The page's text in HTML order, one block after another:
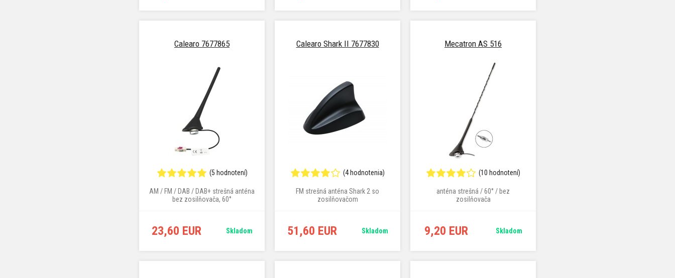
Calearo 7677865
(5 hodnotení)
AM / FM / DAB / DAB+ strešná anténa
bez zosilňovača, 60°
23,60 EUR Skladom
Calearo Shark II 7677830
(4 hodnotenia)
FM strešná anténa Shark 2 so
zosilňovačom
51,60 EUR Skladom
Mecatron AS 516
(10 hodnotení)
anténa strešná / 60° / bez
zosilňovača
9,20 EUR Skladom